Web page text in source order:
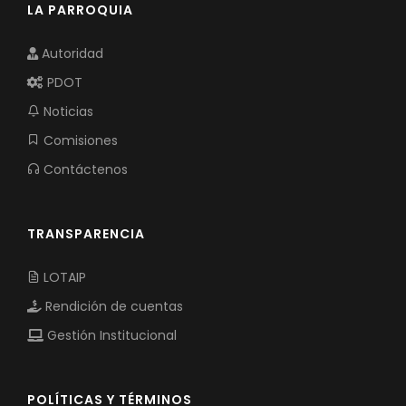
LA PARROQUIA
Autoridad
PDOT
Noticias
Comisiones
Contáctenos
TRANSPARENCIA
LOTAIP
Rendición de cuentas
Gestión Institucional
POLÍTICAS Y TÉRMINOS